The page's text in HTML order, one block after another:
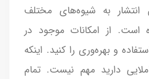
به شیوه‌های مختلف
است. از امکانات موجود در
و بهره‌وری را کنید. اینکه
دارید مهم نیست. تمام